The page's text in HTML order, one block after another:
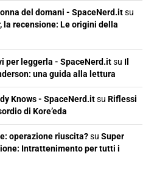
del domani - SpaceNerd.itsu
la recensione: Le origini della
per leggerla - SpaceNerd.itsu Il
una guida alla lettura
Knows - SpaceNerd.itsu Riflessi
di Kore’eda
operazione riuscita?su Super
Intrattenimento per tutti i